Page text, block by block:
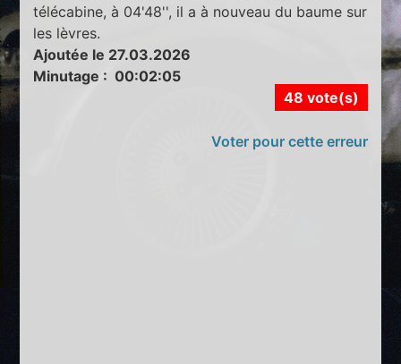
télécabine, à 04'48'', il a à nouveau du baume sur
les lèvres.
Ajoutée le 27.03.2026
Minutage : 00:02:05
48 vote(s)
Voter pour cette erreur